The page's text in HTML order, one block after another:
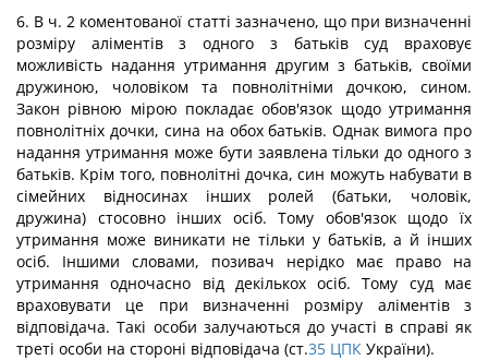
6. В ч. 2 коментованої статті зазначено, що при визначенні
розміру аліментів з одного з батьків суд враховує
можливість надання утримання другим з батьків, своїми
дружиною, чоловіком та повнолітніми дочкою, сином.
Закон рівною мірою покладає обов'язок щодо утримання
повнолітніх дочки, сина на обох батьків. Однак вимога про
надання утримання може бути заявлена тільки до одного з
батьків. Крім того, повнолітні дочка, син можуть набувати в
сімейних відносинах інших ролей (батьки, чоловік,
дружина) стосовно інших осіб. Тому обов'язок щодо їх
утримання може виникати не тільки у батьків, а й інших
осіб. Іншими словами, позивач нерідко має право на
утримання одночасно від декількох осіб. Тому суд має
враховувати це при визначенні розміру аліментів з
відповідача. Такі особи залучаються до участі в справі як
треті особи на стороні відповідача (ст.35 ЦПК України).